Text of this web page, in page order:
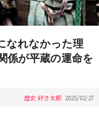
なれなかった理
係が平蔵の運命を
歴史 好き太郎 2025/02/27